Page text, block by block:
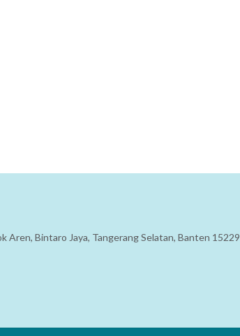
Aren, Bintaro Jaya, Tangerang Selatan, Banten 15229